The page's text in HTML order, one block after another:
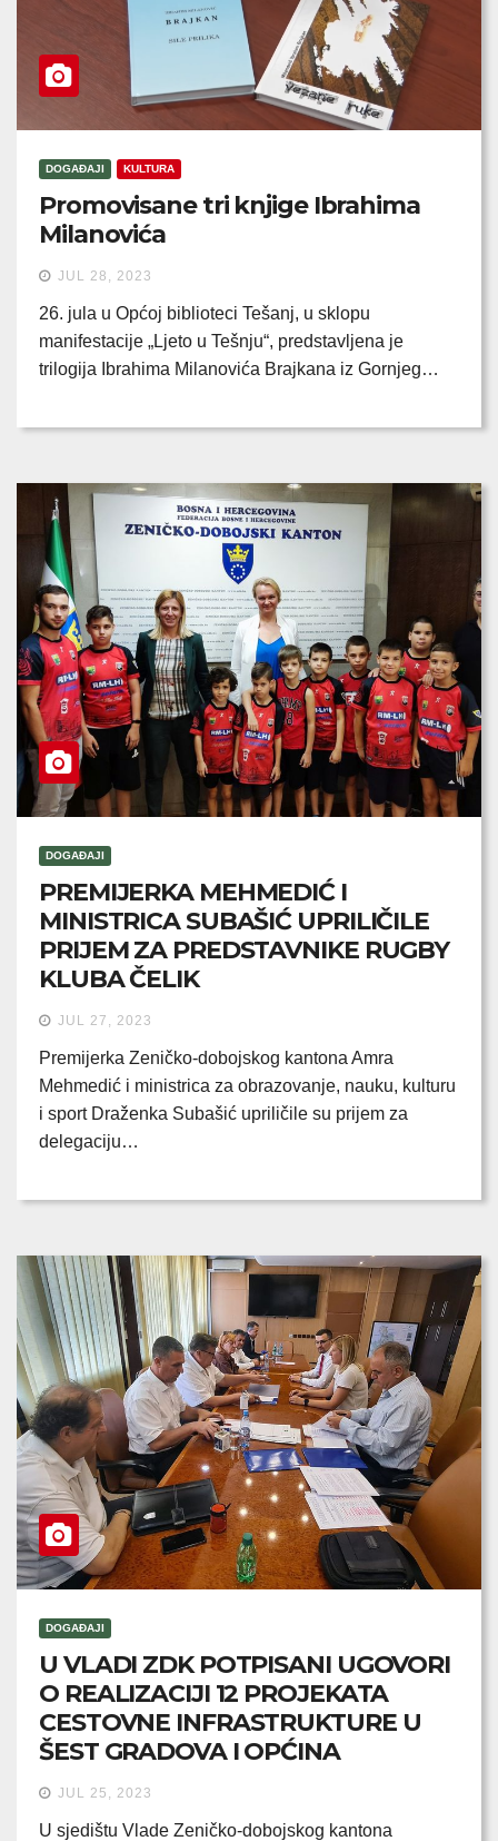
DOGAĐAJI KULTURA
Promovisane tri knjige Ibrahima
Milanovića
JUL 28, 2023
26. jula u Općoj biblioteci Tešanj, u sklopu
manifestacije „Ljeto u Tešnju“, predstavljena je
trilogija Ibrahima Milanovića Brajkana iz Gornjeg…
DOGAĐAJI
PREMIJERKA MEHMEDIĆ I
MINISTRICA SUBAŠIĆ UPRILIČILE
PRIJEM ZA PREDSTAVNIKE RUGBY
KLUBA ČELIK
JUL 27, 2023
Premijerka Zeničko-dobojskog kantona Amra
Mehmedić i ministrica za obrazovanje, nauku, kulturu
i sport Draženka Subašić upriličile su prijem za
delegaciju…
DOGAĐAJI
U VLADI ZDK POTPISANI UGOVORI
O REALIZACIJI 12 PROJEKATA
CESTOVNE INFRASTRUKTURE U
ŠEST GRADOVA I OPĆINA
JUL 25, 2023
U sjedištu Vlade Zeničko-dobojskog kantona